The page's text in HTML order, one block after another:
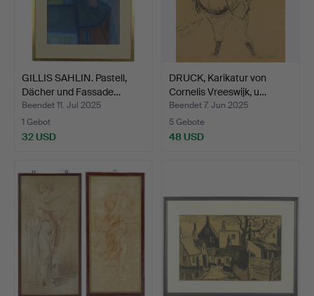
GILLIS SAHLIN. Pastell,
Dächer und Fassade…
Beendet 11. Jul 2025
1 Gebot
32 USD
DRUCK, Karikatur von
Cornelis Vreeswijk, u…
Beendet 7. Jun 2025
5 Gebote
48 USD